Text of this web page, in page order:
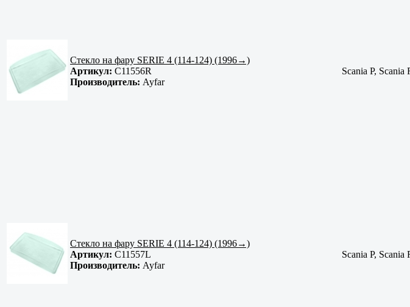
Стекло на фару SERIE 4 (114-124) (1996→)
Артикул: C11556R
Производитель: Ayfar
Scania P, Scania
Стекло на фару SERIE 4 (114-124) (1996→)
Артикул: C11557L
Производитель: Ayfar
Scania P, Scania